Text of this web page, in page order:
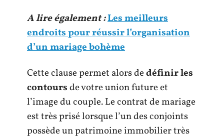
A lire également :Les meilleurs
endroits pour réussir l’organisation
d’un mariage bohème
Cette clause permet alors dedéfinir les
contoursde votre union future et
l’image du couple. Le contrat de mariage
est très prisé lorsque l’un des conjoints
possède un patrimoine immobilier très